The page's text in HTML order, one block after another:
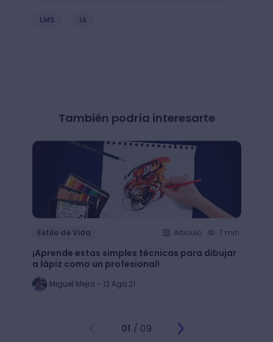
LMS IA
También podría interesarte
Estilo de Vida Articulo 7 min.
¡Aprende estas simples técnicas para dibujar
a lápiz como un profesional!
Miguel Mejia - 12 Ago 21
01 / 09